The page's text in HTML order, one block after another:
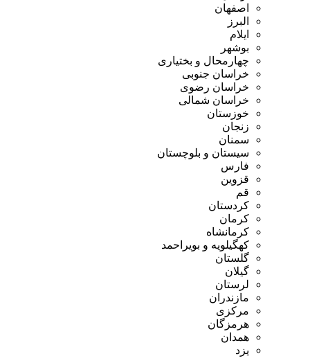
اصفهان
البرز
ایلام
بوشهر
چهارمحال و بختیاری
خراسان جنوبی
خراسان رضوی
خراسان شمالی
خوزستان
زنجان
سمنان
سیستان و بلوچستان
فارس
قزوین
قم
کردستان
کرمان
کرمانشاه
کهگیلویه و بویراحمد
گلستان
گیلان
لرستان
مازندران
مرکزی
هرمزگان
همدان
یزد